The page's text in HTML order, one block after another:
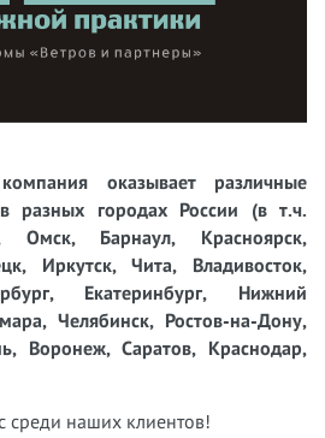
оказывает различные
разных городах России (в т.ч.
Омск, Барнаул, Красноярск,
Иркутск, Чита, Владивосток,
Екатеринбург, Нижний
Челябинск, Ростов-на-Дону,
Воронеж, Саратов, Краснодар,
среди наших клиентов!